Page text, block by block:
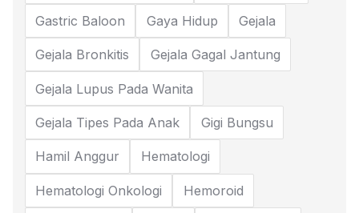
Gastric Baloon Gaya Hidup Gejala
Gejala Bronkitis Gejala Gagal Jantung
Gejala Lupus Pada Wanita
Gejala Tipes Pada Anak Gigi Bungsu
Hamil Anggur Hematologi
Hematologi Onkologi Hemoroid